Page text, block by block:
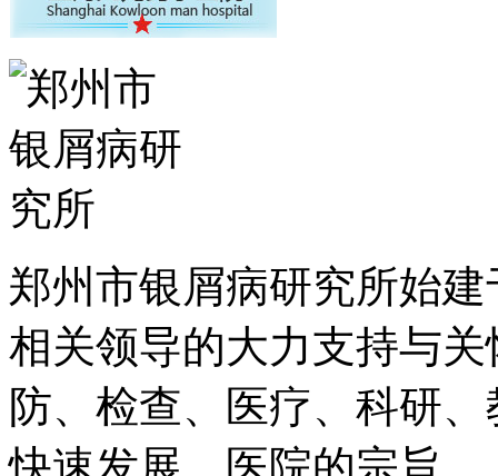
郑州市银屑病研究所始
相关领导的大力支持与
防、检查、医疗、科研